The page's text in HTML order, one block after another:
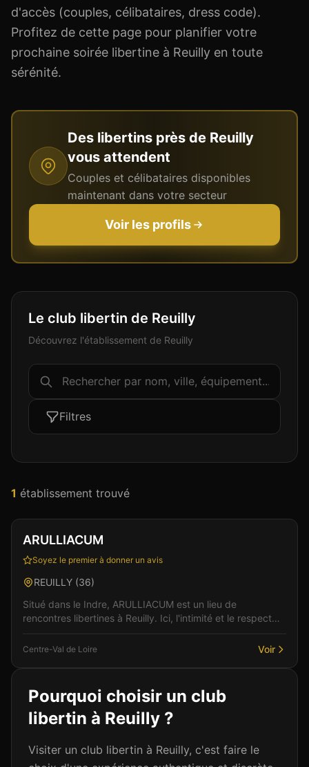
d'accès (couples, célibataires, dress code).
Profitez de cette page pour planifier votre
prochaine soirée libertine à Reuilly en toute
sérénité.
Des libertins près de Reuilly
vous attendent
Couples et célibataires disponibles
maintenant dans votre secteur
Voir les profils
Le club libertin de Reuilly
Découvrez l'établissement de Reuilly
Filtres
1 établissement trouvé
ARULLIACUM
Soyez le premier à donner un avis
REUILLY (36)
Situé dans le Indre, ARULLIACUM est un lieu de
rencontres libertines à Reuilly. Ici, l'intimité et le respect
Centre-Val de Loire Voir
Pourquoi choisir un club
libertin à Reuilly ?
Visiter un club libertin à Reuilly, c'est faire le